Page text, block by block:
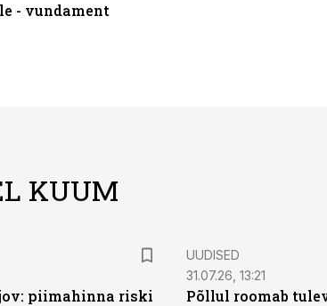
- vundament
KUUM
piimahinna riski
UUDISED
31.07.26, 13:21
Põllul roomab